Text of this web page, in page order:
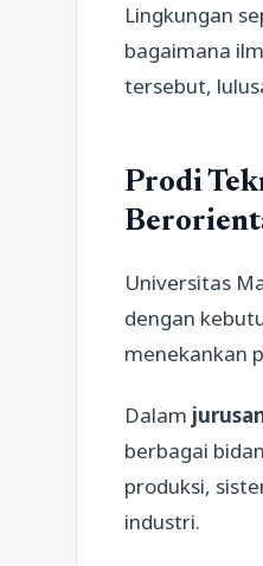
Lingkungan
bagaimana
tersebut,
Prodi
Universitas
dengan
menekankan
Dalam
berbagai
produksi,
industri.